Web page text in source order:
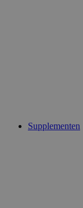
Supplementen